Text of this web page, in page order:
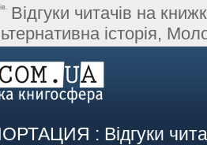
Відгуки читачів на
історія,
: Відгуки